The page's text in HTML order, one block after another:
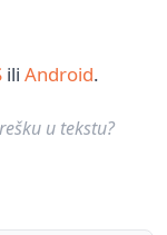
ili Android.
u tekstu?